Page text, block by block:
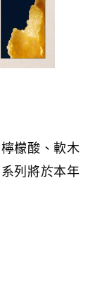
檬酸、軟木
列將於本年